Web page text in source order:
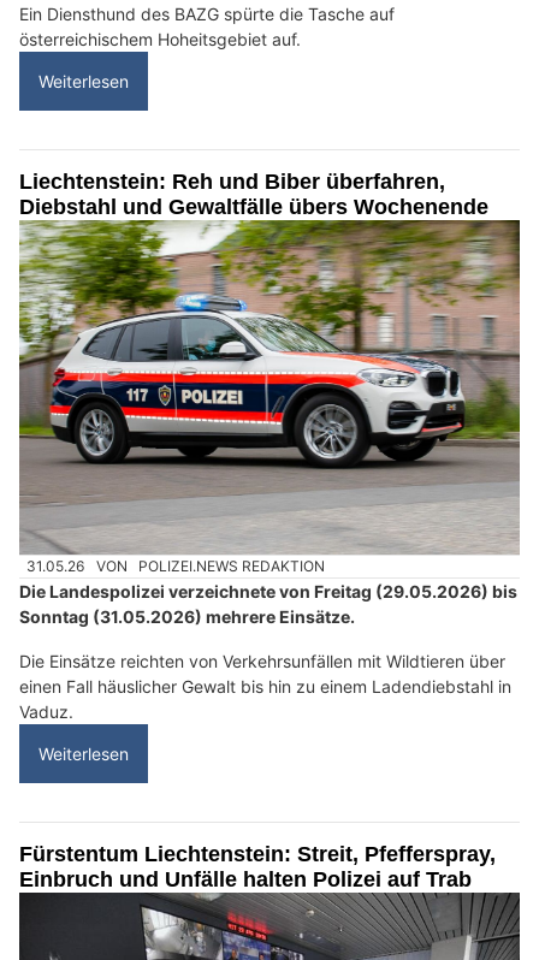
Ein Diensthund des BAZG spürte die Tasche auf
österreichischem Hoheitsgebiet auf.
Weiterlesen
Liechtenstein: Reh und Biber überfahren,
Diebstahl und Gewaltfälle übers Wochenende
31.05.26 VON POLIZEI.NEWS REDAKTION
Die Landespolizei verzeichnete von Freitag (29.05.2026) bis
Sonntag (31.05.2026) mehrere Einsätze.
Die Einsätze reichten von Verkehrsunfällen mit Wildtieren über
einen Fall häuslicher Gewalt bis hin zu einem Ladendiebstahl in
Vaduz.
Weiterlesen
Fürstentum Liechtenstein: Streit, Pfefferspray,
Einbruch und Unfälle halten Polizei auf Trab